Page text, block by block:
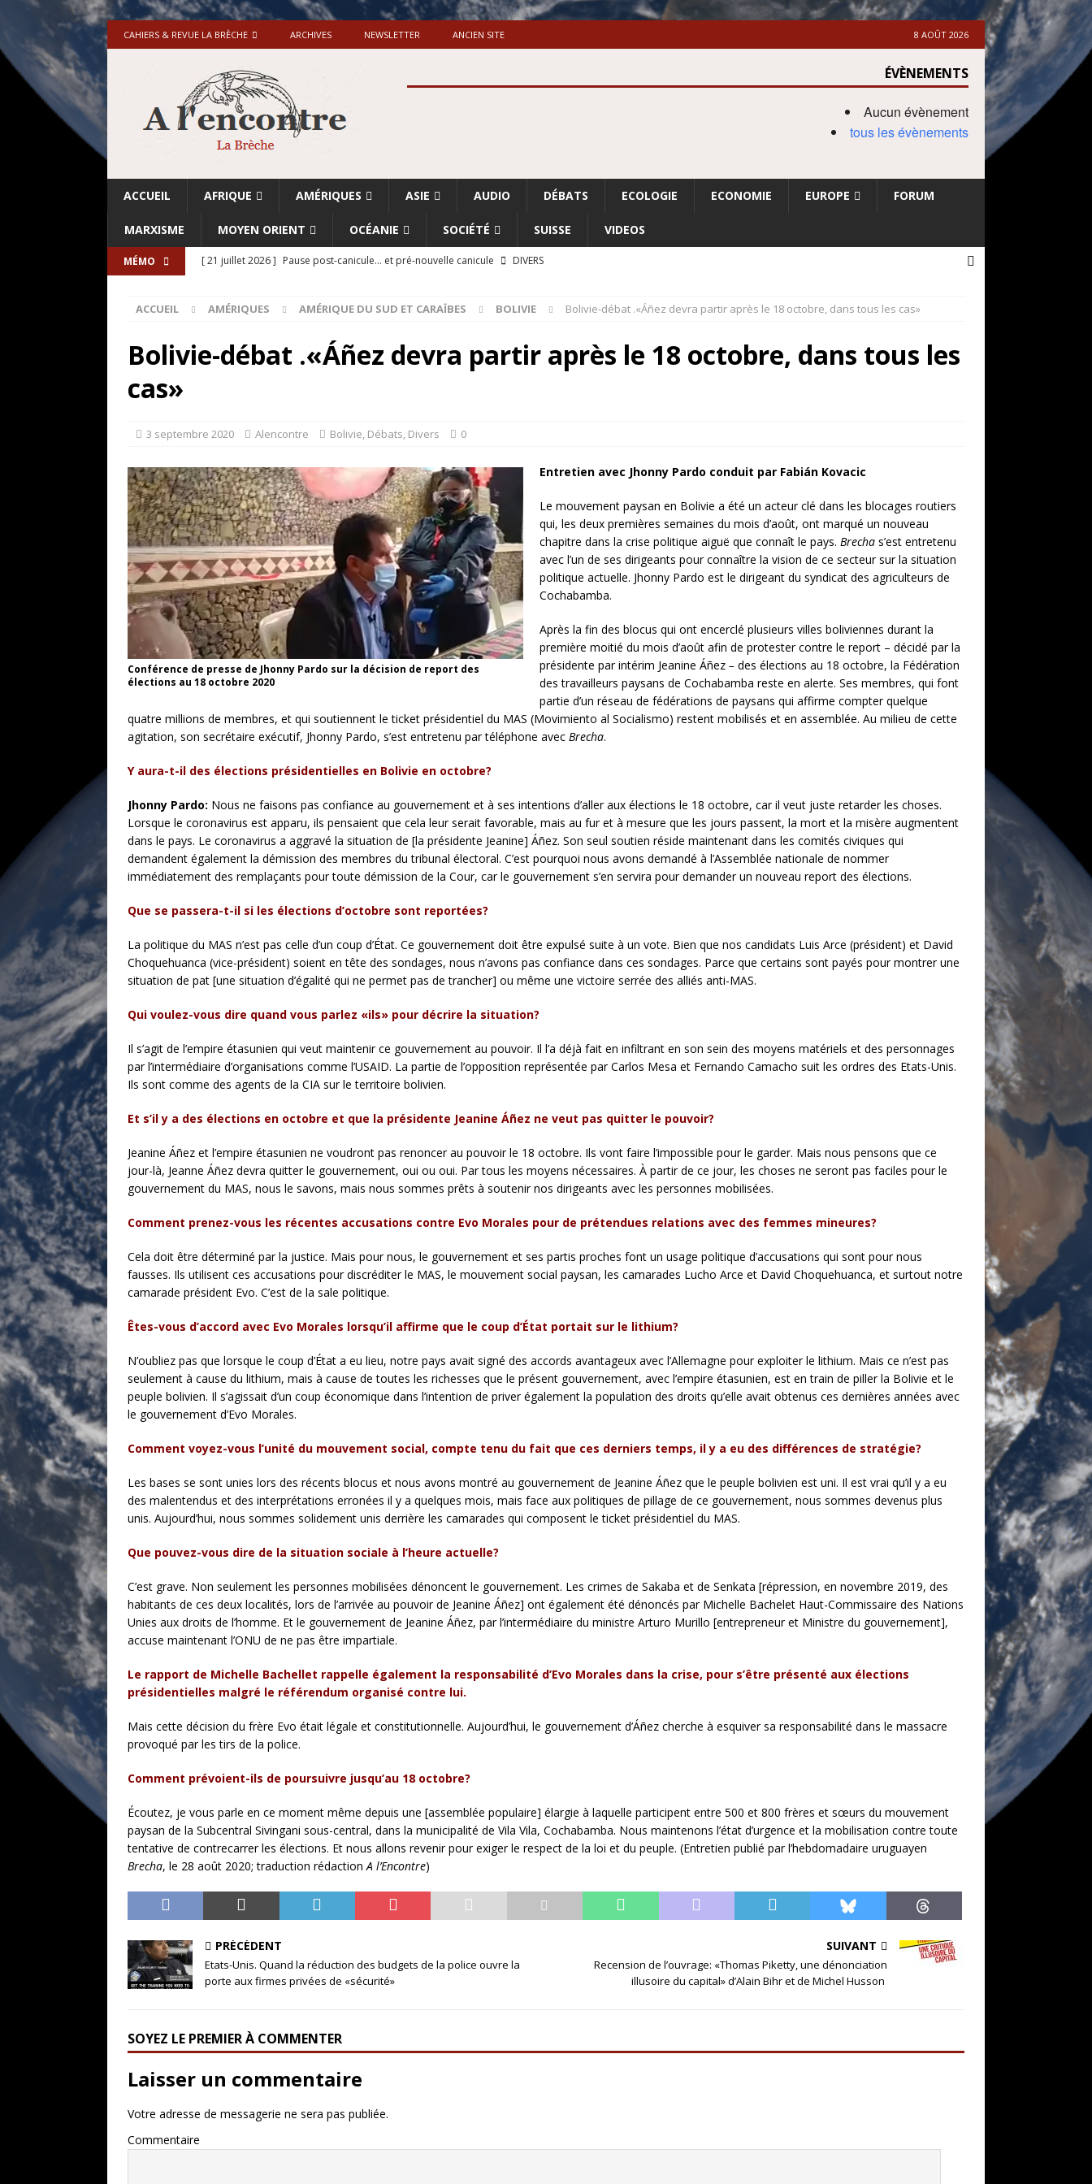
CAHIERS & REVUE LA BRÈCHE ARCHIVES NEWSLETTER ANCIEN SITE 8 AOÛT 2026
ÉVÈNEMENTS
Aucun évènement
tous les évènements
ACCUEIL AFRIQUE AMÉRIQUES ASIE AUDIO DÉBATS ECOLOGIE ECONOMIE EUROPE FORUM
MARXISME MOYEN ORIENT OCÉANIE SOCIÉTÉ SUISSE VIDEOS
MÉMO [ 21 juillet 2026 ] Pause post-canicule… et pré-nouvelle canicule
DIVERS
[ 18 juillet 2026 ]
Israël-Palestine. «Accentuation du nettoyage ethnique en Cisjordanie et à Gaza
avant les élections du 27 octobre»
ISRAËL
«Le discours de Trump sur la “fraude électorale” était une blague de mauvais goût…
* LA UNE
ACCUEIL AMÉRIQUES AMÉRIQUE DU SUD ET CARAÏBES BOLIVIE Bolivie-débat .«Áñez devra partir après le 18 octobre, dans tous les cas»
Bolivie-débat .«Áñez devra partir après le 18 octobre, dans tous les
cas»
3 septembre 2020 Alencontre Bolivie, Débats, Divers 0
Conférence de presse de Jhonny Pardo sur la décision de report des
élections au 18 octobre 2020
Entretien avec Jhonny Pardo conduit par Fabián Kovacic
Le mouvement paysan en Bolivie a été un acteur clé dans les blocages routiers
qui, les deux premières semaines du mois d’août, ont marqué un nouveau
chapitre dans la crise politique aiguë que connaît le pays. Brecha s’est entretenu
avec l’un de ses dirigeants pour connaître la vision de ce secteur sur la situation
politique actuelle. Jhonny Pardo est le dirigeant du syndicat des agriculteurs de
Cochabamba.
Après la fin des blocus qui ont encerclé plusieurs villes boliviennes durant la
première moitié du mois d’août afin de protester contre le report – décidé par la
présidente par intérim Jeanine Áñez – des élections au 18 octobre, la Fédération
des travailleurs paysans de Cochabamba reste en alerte. Ses membres, qui font
partie d’un réseau de fédérations de paysans qui affirme compter quelque
quatre millions de membres, et qui soutiennent le ticket présidentiel du MAS (Movimiento al Socialismo) restent mobilisés et en assemblée. Au milieu de cette
agitation, son secrétaire exécutif, Jhonny Pardo, s’est entretenu par téléphone avec Brecha.
Y aura-t-il des élections présidentielles en Bolivie en octobre?
Jhonny Pardo: Nous ne faisons pas confiance au gouvernement et à ses intentions d’aller aux élections le 18 octobre, car il veut juste retarder les choses.
Lorsque le coronavirus est apparu, ils pensaient que cela leur serait favorable, mais au fur et à mesure que les jours passent, la mort et la misère augmentent
dans le pays. Le coronavirus a aggravé la situation de [la présidente Jeanine] Áñez. Son seul soutien réside maintenant dans les comités civiques qui
demandent également la démission des membres du tribunal électoral. C’est pourquoi nous avons demandé à l’Assemblée nationale de nommer
immédiatement des remplaçants pour toute démission de la Cour, car le gouvernement s’en servira pour demander un nouveau report des élections.
Que se passera-t-il si les élections d’octobre sont reportées?
La politique du MAS n’est pas celle d’un coup d’État. Ce gouvernement doit être expulsé suite à un vote. Bien que nos candidats Luis Arce (président) et David
Choquehuanca (vice-président) soient en tête des sondages, nous n’avons pas confiance dans ces sondages. Parce que certains sont payés pour montrer une
situation de pat [une situation d’égalité qui ne permet pas de trancher] ou même une victoire serrée des alliés anti-MAS.
Qui voulez-vous dire quand vous parlez «ils» pour décrire la situation?
Il s’agit de l’empire étasunien qui veut maintenir ce gouvernement au pouvoir. Il l’a déjà fait en infiltrant en son sein des moyens matériels et des personnages
par l’intermédiaire d’organisations comme l’USAID. La partie de l’opposition représentée par Carlos Mesa et Fernando Camacho suit les ordres des Etats-Unis.
Ils sont comme des agents de la CIA sur le territoire bolivien.
Et s’il y a des élections en octobre et que la présidente Jeanine Áñez ne veut pas quitter le pouvoir?
Jeanine Áñez et l’empire étasunien ne voudront pas renoncer au pouvoir le 18 octobre. Ils vont faire l’impossible pour le garder. Mais nous pensons que ce
jour-là, Jeanne Áñez devra quitter le gouvernement, oui ou oui. Par tous les moyens nécessaires. À partir de ce jour, les choses ne seront pas faciles pour le
gouvernement du MAS, nous le savons, mais nous sommes prêts à soutenir nos dirigeants avec les personnes mobilisées.
Comment prenez-vous les récentes accusations contre Evo Morales pour de prétendues relations avec des femmes mineures?
Cela doit être déterminé par la justice. Mais pour nous, le gouvernement et ses partis proches font un usage politique d’accusations qui sont pour nous
fausses. Ils utilisent ces accusations pour discréditer le MAS, le mouvement social paysan, les camarades Lucho Arce et David Choquehuanca, et surtout notre
camarade président Evo. C’est de la sale politique.
Êtes-vous d’accord avec Evo Morales lorsqu’il affirme que le coup d’État portait sur le lithium?
N’oubliez pas que lorsque le coup d’État a eu lieu, notre pays avait signé des accords avantageux avec l’Allemagne pour exploiter le lithium. Mais ce n’est pas
seulement à cause du lithium, mais à cause de toutes les richesses que le présent gouvernement, avec l’empire étasunien, est en train de piller la Bolivie et le
peuple bolivien. Il s’agissait d’un coup économique dans l’intention de priver également la population des droits qu’elle avait obtenus ces dernières années avec
le gouvernement d’Evo Morales.
Comment voyez-vous l’unité du mouvement social, compte tenu du fait que ces derniers temps, il y a eu des différences de stratégie?
Les bases se sont unies lors des récents blocus et nous avons montré au gouvernement de Jeanine Áñez que le peuple bolivien est uni. Il est vrai qu’il y a eu
des malentendus et des interprétations erronées il y a quelques mois, mais face aux politiques de pillage de ce gouvernement, nous sommes devenus plus
unis. Aujourd’hui, nous sommes solidement unis derrière les camarades qui composent le ticket présidentiel du MAS.
Que pouvez-vous dire de la situation sociale à l’heure actuelle?
C’est grave. Non seulement les personnes mobilisées dénoncent le gouvernement. Les crimes de Sakaba et de Senkata [répression, en novembre 2019, des
habitants de ces deux localités, lors de l’arrivée au pouvoir de Jeanine Áñez] ont également été dénoncés par Michelle Bachelet Haut-Commissaire des Nations
Unies aux droits de l’homme. Et le gouvernement de Jeanine Áñez, par l’intermédiaire du ministre Arturo Murillo [entrepreneur et Ministre du gouvernement],
accuse maintenant l’ONU de ne pas être impartiale.
Le rapport de Michelle Bachellet rappelle également la responsabilité d’Evo Morales dans la crise, pour s’être présenté aux élections
présidentielles malgré le référendum organisé contre lui.
Mais cette décision du frère Evo était légale et constitutionnelle. Aujourd’hui, le gouvernement d’Áñez cherche à esquiver sa responsabilité dans le massacre
provoqué par les tirs de la police.
Comment prévoient-ils de poursuivre jusqu’au 18 octobre?
Écoutez, je vous parle en ce moment même depuis une [assemblée populaire] élargie à laquelle participent entre 500 et 800 frères et sœurs du mouvement
paysan de la Subcentral Sivingani sous-central, dans la municipalité de Vila Vila, Cochabamba. Nous maintenons l’état d’urgence et la mobilisation contre toute
tentative de contrecarrer les élections. Et nous allons revenir pour exiger le respect de la loi et du peuple. (Entretien publié par l’hebdomadaire uruguayen
Brecha, le 28 août 2020; traduction rédactionA l’Encontre)
PRÉCÉDENT
Etats-Unis. Quand la réduction des budgets de la police ouvre la
porte aux firmes privées de «sécurité»
SUIVANT
Recension de l’ouvrage: «Thomas Piketty, une dénonciation
illusoire du capital» d’Alain Bihr et de Michel Husson
SOYEZ LE PREMIER À COMMENTER
Laisser un commentaire
Votre adresse de messagerie ne sera pas publiée.
Commentaire